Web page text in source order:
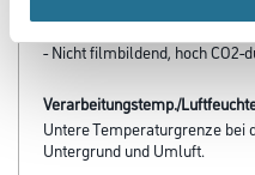
- Mineralisch matte Oberfläche
- Nicht filmbildend, hoch CO2-
Verarbeitungstemp./
Untere Temperaturgrenze bei
Untergrund und Umluft.